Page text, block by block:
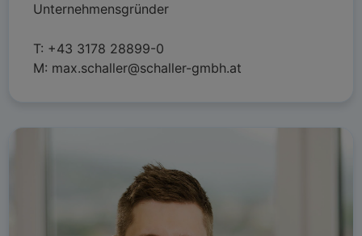
Unternehmensgründer
T: +43 3178 28899-0
M: max.schaller@schaller-gmbh.at